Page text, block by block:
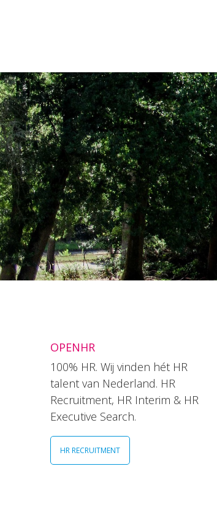
OPENHR
100% HR. Wij vinden hét HR
talent van Nederland. HR
Recruitment, HR Interim & HR
Executive Search.
HR RECRUITMENT